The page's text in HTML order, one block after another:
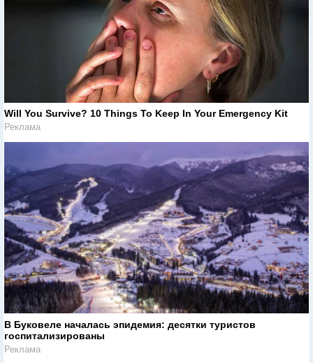
Will You Survive? 10 Things To Keep In Your Emergency Kit
Реклама
В Буковеле началась эпидемия: десятки туристов
госпитализированы
Реклама